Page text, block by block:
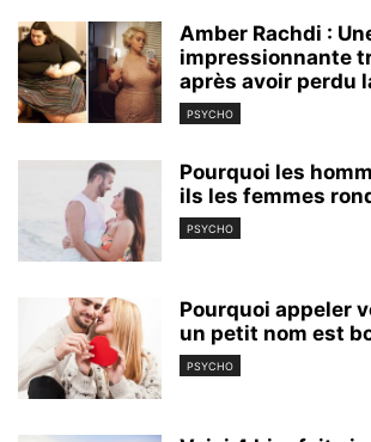
Amber Rachdi :
impressionnante
après avoir perdu
PSYCHO
Pourquoi les
ils les femmes
PSYCHO
Pourquoi appeler
un petit nom est
PSYCHO